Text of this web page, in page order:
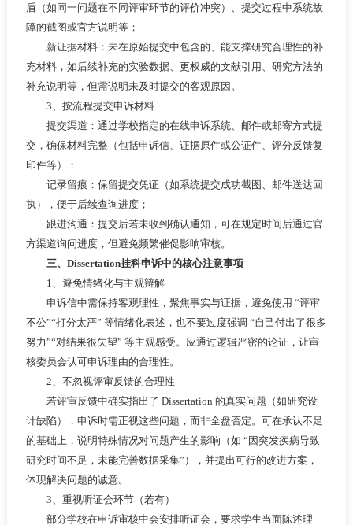
盾（如同一问题在不同评审环节的评价冲突）、提交过程中系统故
障的截图或官方说明等；
新证据材料：未在原始提交中包含的、能支撑研究合理性的补
充材料，如后续补充的实验数据、更权威的文献引用、研究方法的
补充说明等，但需说明未及时提交的客观原因。
3、按流程提交申诉材料
提交渠道：通过学校指定的在线申诉系统、邮件或邮寄方式提
交，确保材料完整（包括申诉信、证据原件或公证件、评分反馈复
印件等）；
记录留痕：保留提交凭证（如系统提交成功截图、邮件送达回
执），便于后续查询进度；
跟进沟通：提交后若未收到确认通知，可在规定时间后通过官
方渠道询问进度，但避免频繁催促影响审核。
三、Dissertation挂科申诉中的核心注意事项
1、避免情绪化与主观辩解
申诉信中需保持客观理性，聚焦事实与证据，避免使用 “评审
不公”“打分太严” 等情绪化表述，也不要过度强调 “自己付出了很多
努力”“对结果很失望” 等主观感受。应通过逻辑严密的论证，让审
核委员会认可申诉理由的合理性。
2、不忽视评审反馈的合理性
若评审反馈中确实指出了 Dissertation 的真实问题（如研究设
计缺陷），申诉时需正视这些问题，而非全盘否定。可在承认不足
的基础上，说明特殊情况对问题产生的影响（如 “因突发疾病导致
研究时间不足，未能完善数据采集”），并提出可行的改进方案，
体现解决问题的诚意。
3、重视听证会环节（若有）
部分学校在申诉审核中会安排听证会，要求学生当面陈述理